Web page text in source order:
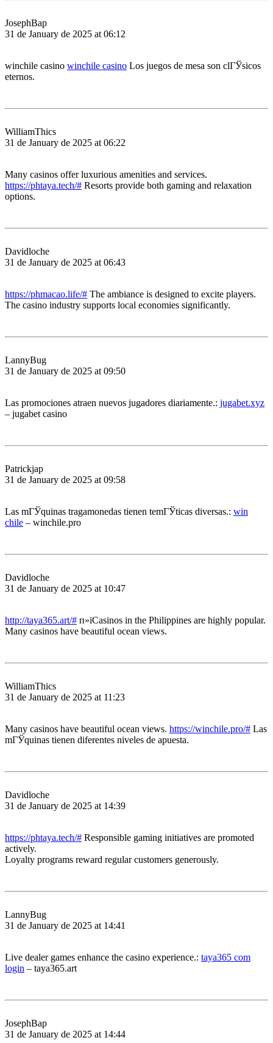
JosephBap
31 de January de 2025 at 06:12
winchile casino winchile casino Los juegos de mesa son clГЎsicos
eternos.
WilliamThics
31 de January de 2025 at 06:22
Many casinos offer luxurious amenities and services.
https://phtaya.tech/# Resorts provide both gaming and relaxation
options.
Davidloche
31 de January de 2025 at 06:43
https://phmacao.life/# The ambiance is designed to excite players.
The casino industry supports local economies significantly.
LannyBug
31 de January de 2025 at 09:50
Las promociones atraen nuevos jugadores diariamente.: jugabet.xyz
– jugabet casino
Patrickjap
31 de January de 2025 at 09:58
Las mГЎquinas tragamonedas tienen temГЎticas diversas.: win
chile – winchile.pro
Davidloche
31 de January de 2025 at 10:47
http://taya365.art/# п»їCasinos in the Philippines are highly popular.
Many casinos have beautiful ocean views.
WilliamThics
31 de January de 2025 at 11:23
Many casinos have beautiful ocean views. https://winchile.pro/# Las
mГЎquinas tienen diferentes niveles de apuesta.
Davidloche
31 de January de 2025 at 14:39
https://phtaya.tech/# Responsible gaming initiatives are promoted
actively.
Loyalty programs reward regular customers generously.
LannyBug
31 de January de 2025 at 14:41
Live dealer games enhance the casino experience.: taya365 com
login – taya365.art
JosephBap
31 de January de 2025 at 14:44